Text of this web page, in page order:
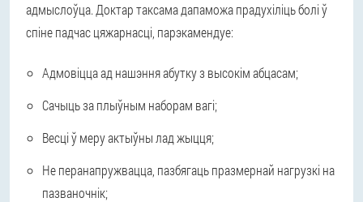
адмыслоўца. Доктар таксама дапаможа прадухіліць болі ў
спіне падчас цяжарнасці, парэкамендуе:
Адмовіцца ад нашэння абутку з высокім абцасам;
Сачыць за плыўным наборам вагі;
Весці ў меру актыўны лад жыцця;
Не перанапружвацца, пазбягаць празмернай нагрузкі на
пазваночнік;